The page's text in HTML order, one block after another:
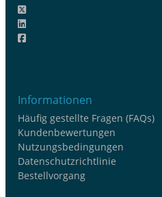
Informationen
Häufig gestellte Fragen (FAQs)
Kundenbewertungen
Nutzungsbedingungen
Datenschutzrichtlinie
Bestellvorgang